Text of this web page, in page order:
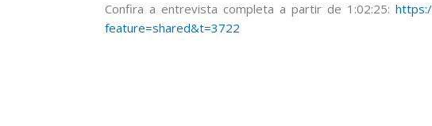
Confira a entrevista completa a partir de 1:02:25:
feature=shared&t=3722